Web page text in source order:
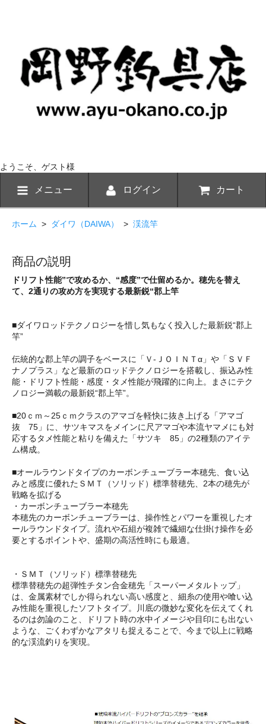
ようこそ、ゲスト様
メニュー ログイン カート
ホーム > ダイワ（DAIWA） > 渓流竿
商品の説明
ドリフト性能”で攻めるか、“感度”で仕留めるか。穂先を替え
て、2通りの攻め方を実現する最新鋭“郡上竿
■ダイワロッドテクノロジーを惜し気もなく投入した最新鋭“郡上
竿”
伝統的な郡上竿の調子をベースに「Ｖ-ＪＯＩＮＴα」や「ＳＶＦ
ナノプラス」など最新のロッドテクノロジーを搭載し、振込み性
能・ドリフト性能・感度・タメ性能が飛躍的に向上。まさにテク
ノロジー満載の最新鋭“郡上竿”。
■20ｃｍ～25ｃｍクラスのアマゴを軽快に抜き上げる「アマゴ
抜 75」に、サツキマスをメインに尺アマゴや本流ヤマメにも対
応するタメ性能と粘りを備えた「サツキ 85」の2種類のアイテ
ム構成。
■オールラウンドタイプのカーボンチューブラー本穂先、食い込
みと感度に優れたＳＭＴ（ソリッド）標準替穂先、2本の穂先が
戦略を拡げる
・カーボンチューブラー本穂先
本穂先のカーボンチューブラーは、操作性とパワーを重視したオ
ールラウンドタイプ。流れや石組が複雑で繊細な仕掛け操作を必
要とするポイントや、盛期の高活性時にも最適。
・ＳＭＴ（ソリッド）標準替穂先
標準替穂先の超弾性チタン合金穂先「スーパーメタルトップ」
は、金属素材でしか得られない高い感度と、細糸の使用や喰い込
み性能を重視したソフトタイプ。川底の微妙な変化を伝えてくれ
るのは勿論のこと、ドリフト時の水中イメージや目印にも出ない
ような、ごくわずかなアタリも捉えることで、今まで以上に戦略
的な渓流釣りを実現。